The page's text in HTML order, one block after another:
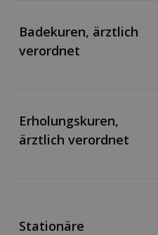
Badekuren, ärztlich
verordnet
Erholungskuren,
ärztlich verordnet
Stationäre